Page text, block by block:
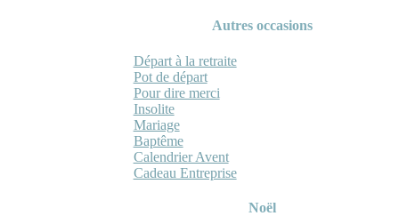
Autres occasions
Départ à la retraite
Pot de départ
Pour dire merci
Insolite
Mariage
Baptême
Calendrier Avent
Cadeau Entreprise
Noël